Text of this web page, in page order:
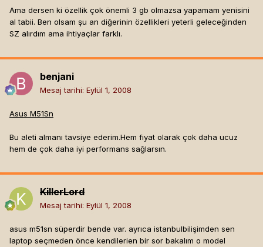
Ama dersen ki özellik çok önemli 3 gb olmazsa yapamam yenisini
al tabii. Ben olsam şu an diğerinin özellikleri yeterli geleceğinden
SZ alırdım ama ihtiyaçlar farklı.
benjani
Mesaj tarihi: Eylül 1, 2008
Asus M51Sn
Bu aleti almanı tavsiye ederim.Hem fiyat olarak çok daha ucuz
hem de çok daha iyi performans sağlarsın.
KillerLord
Mesaj tarihi: Eylül 1, 2008
asus m51sn süperdir bende var. ayrıca istanbulbilişimden sen
laptop seçmeden önce kendilerien bir sor bakalım o model